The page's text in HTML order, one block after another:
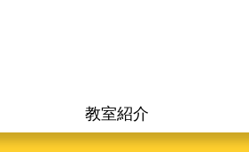
教室紹介